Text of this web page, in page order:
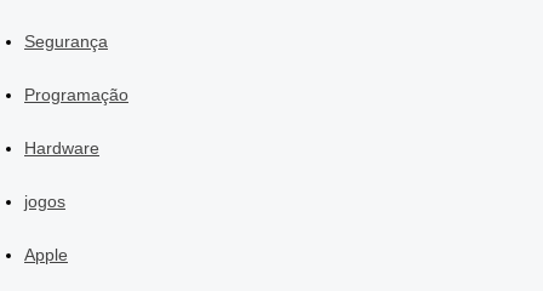
Segurança
Programação
Hardware
jogos
Apple